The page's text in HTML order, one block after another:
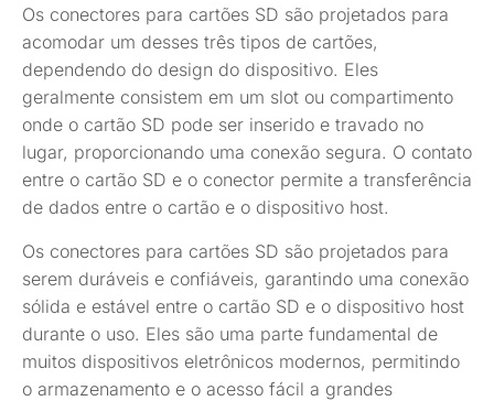
Os conectores para cartões SD são projetados para
acomodar um desses três tipos de cartões,
dependendo do design do dispositivo. Eles
geralmente consistem em um slot ou compartimento
onde o cartão SD pode ser inserido e travado no
lugar, proporcionando uma conexão segura. O contato
entre o cartão SD e o conector permite a transferência
de dados entre o cartão e o dispositivo host.
Os conectores para cartões SD são projetados para
serem duráveis e confiáveis, garantindo uma conexão
sólida e estável entre o cartão SD e o dispositivo host
durante o uso. Eles são uma parte fundamental de
muitos dispositivos eletrônicos modernos, permitindo
o armazenamento e o acesso fácil a grandes